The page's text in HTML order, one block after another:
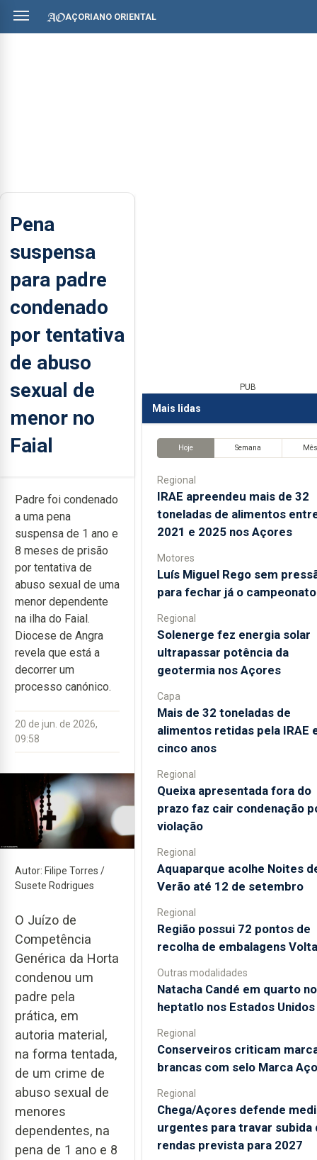
AÇORIANO ORIENTAL
Pena
suspensa
para padre
condenado
por tentativa
de abuso
sexual de
menor no
Faial
Padre foi condenado
a uma pena
suspensa de 1 ano e
8 meses de prisão
por tentativa de
abuso sexual de uma
menor dependente
na ilha do Faial.
Diocese de Angra
revela que está a
decorrer um
processo canónico.
20 de jun. de 2026,
09:58
Autor: Filipe Torres /
Susete Rodrigues
O Juízo de
Competência
Genérica da Horta
condenou um
padre pela
prática, em
autoria material,
na forma tentada,
de um crime de
abuso sexual de
menores
dependentes, na
pena de 1 ano e 8
PUB
Mais lidas
Hoje Semana
Regional
IRAE apreendeu mais de 32
toneladas de alimentos
2021 e 2025 nos Açores
Motores
Luís Miguel Rego sem
para fechar já o campeonato
Regional
Solenerge fez energia solar
ultrapassar potência da
geotermia nos Açores
Capa
Mais de 32 toneladas de
alimentos retidas pela IRAE
cinco anos
Regional
Queixa apresentada fora do
prazo faz cair condenação
violação
Regional
Aquaparque acolhe Noites
Verão até 12 de setembro
Regional
Região possui 72 pontos de
recolha de embalagens Volta
Outras modalidades
Natacha Candé em quarto no
heptatlo nos Estados Unidos
Regional
Conserveiros criticam
brancas com selo Marca
Regional
Chega/Açores defende
urgentes para travar subida
rendas prevista para 2027